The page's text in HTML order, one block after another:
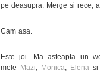
pe deasupra. Merge si rece,
Cam asa.
Este joi. Ma asteapta un
mele Mazi Monica Elena si